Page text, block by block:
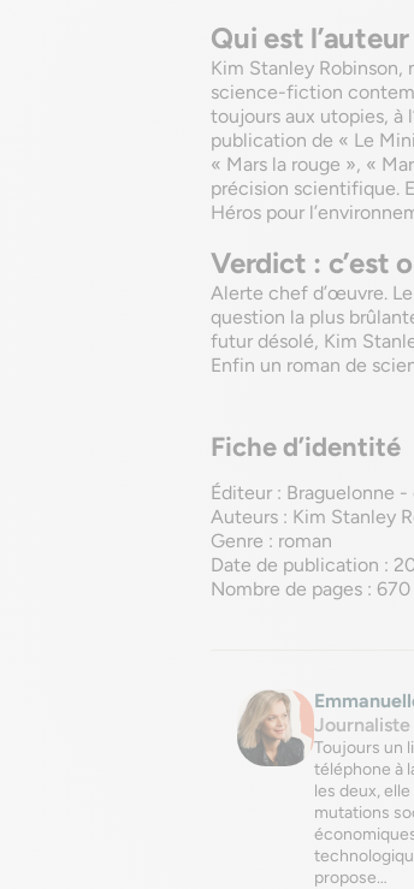
Qui est l’auteur
Kim Stanley Robinson,
science-fiction
toujours aux utopies, à
publication de « Le
« Mars la rouge », «
précision scientifique.
Héros pour
Verdict : c’est
Alerte chef d’œuvre.
question la plus
futur désolé, Kim
Enfin un roman de
Fiche d’identité
Éditeur : Braguelonne -
Auteurs : Kim Stanley
Genre : roman
Date de publication :
Nombre de pages : 670
Toujours un
téléphone à
les deux,
mutations
propose…